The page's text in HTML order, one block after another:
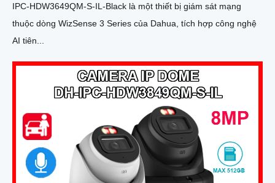
IPC-HDW3649QM-S-IL-Black là một thiết bị giám sát mạng
thuộc dòng WizSense 3 Series của Dahua, tích hợp công nghệ
AI tiên...